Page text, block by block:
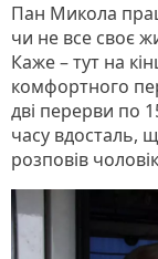
Пан Микола
чи не все своє
Каже – тут на
комфортного
дві перерви по
часу вдосталь,
розповів